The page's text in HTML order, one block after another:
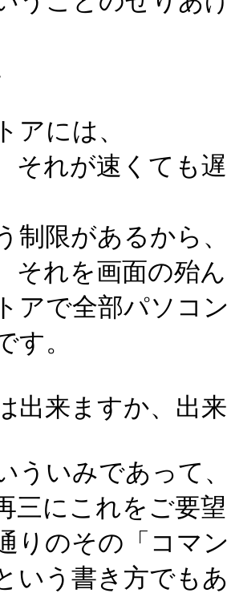
アには、
が速くても遅
制限があるから
を画面の殆んど
アで全部パソコ
す。
出来ますか、出
ういみであって
三にこれをご要
りのその「コマ
いう書き方でも